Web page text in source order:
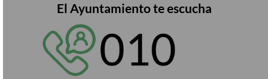
El Ayuntamiento te escucha